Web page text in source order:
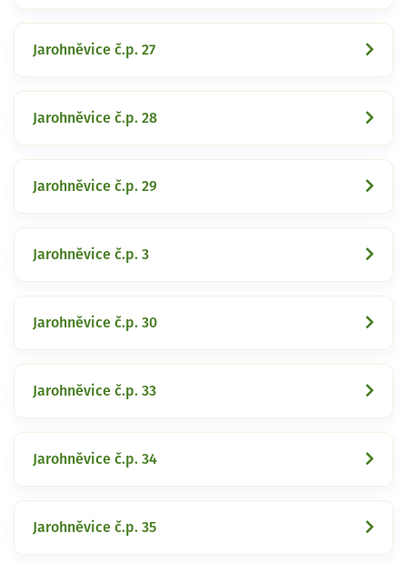
Jarohněvice č.p. 27
Jarohněvice č.p. 28
Jarohněvice č.p. 29
Jarohněvice č.p. 3
Jarohněvice č.p. 30
Jarohněvice č.p. 33
Jarohněvice č.p. 34
Jarohněvice č.p. 35